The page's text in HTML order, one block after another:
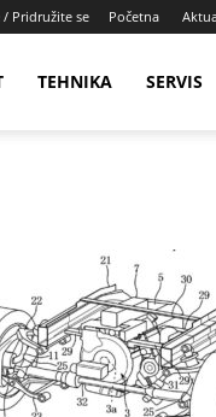
/ Pridružite se Početna
TEHNIKA SERVIS